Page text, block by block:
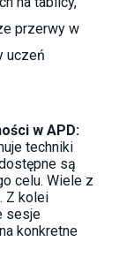
przerwy w
uczeń
w APD:
techniki
są
celu. Wiele z
Z kolei
sesje
konkretne